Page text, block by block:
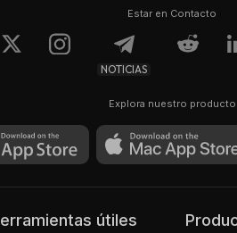
Estar en Contacto
NOTICIAS
Explora nuestro producto
Herramientas útiles